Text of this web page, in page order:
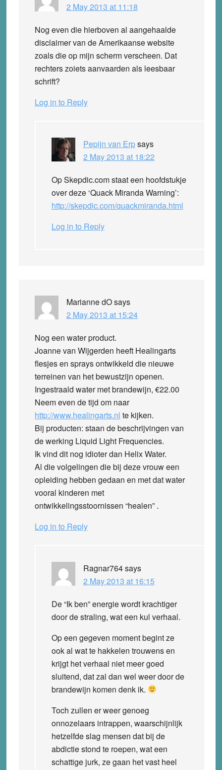
2 May 2013 at 11:18
Nog even die hierboven al aangehaalde
disclaimer van de Amerikaanse website
zoals die op mijn scherm verscheen. Dat
rechters zoiets aanvaarden als leesbaar
schrift?
Log in to Reply
Pepijn van Erpsays
2 May 2013 at 18:22
Op Skepdic.com staat een hoofdstukje
over deze ‘Quack Miranda Warning’:
http://skepdic.com/quackmiranda.html
Log in to Reply
Marianne dOsays
2 May 2013 at 15:24
Nog een water product.
Joanne van Wijgerden heeft Healingarts
flesjes en sprays ontwikkeld die nieuwe
terreinen van het bewustzijn openen.
Ingestraald water met brandewijn, €22.00
Neem even de tijd om naar
http://www.healingarts.nl te kijken.
Bij producten: staan de beschrijvingen van
de werking Liquid Light Frequencies.
Ik vind dit nog idioter dan Helix Water.
Al die volgelingen die bij deze vrouw een
opleiding hebben gedaan en met dat water
vooral kinderen met
ontwikkelingsstoornissen “healen” .
Log in to Reply
Ragnar764says
2 May 2013 at 16:15
De “Ik ben” energie wordt krachtiger
door de straling, wat een kul verhaal.
Op een gegeven moment begint ze
ook al wat te hakkelen trouwens en
krijgt het verhaal niet meer goed
sluitend, dat zal dan wel weer door de
brandewijn komen denk ik.
Toch zullen er weer genoeg
onnozelaars intrappen, waarschijnlijk
hetzelfde slag mensen dat bij de
abdictie stond te roepen, wat een
schattige jurk, ze gaan het vast heel